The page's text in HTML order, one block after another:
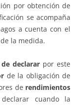
por obtención de
se acompaña
a cuenta con el
la medida.
declararpor este
de la obligación de
de rendimientos
cuando la